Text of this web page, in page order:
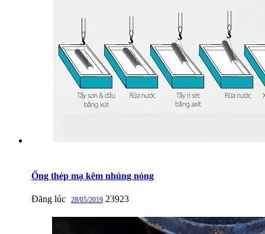
Ống thép mạ kẽm nhúng nóng
Đăng lúc 28/05/2019 23923